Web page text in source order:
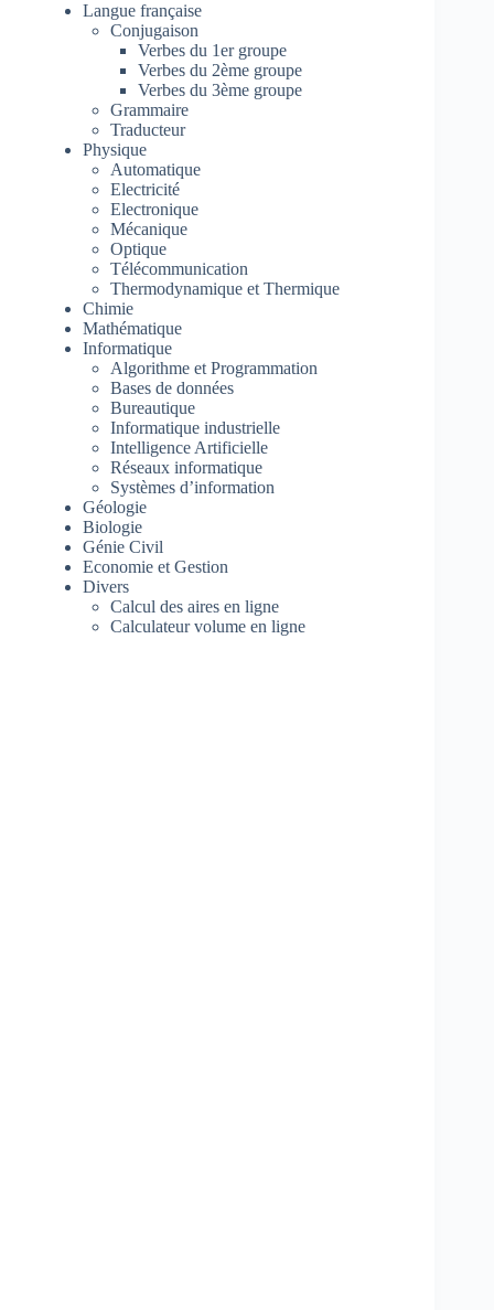
Langue française
Conjugaison
Verbes du 1er groupe
Verbes du 2ème groupe
Verbes du 3ème groupe
Grammaire
Traducteur
Physique
Automatique
Electricité
Electronique
Mécanique
Optique
Télécommunication
Thermodynamique et Thermique
Chimie
Mathématique
Informatique
Algorithme et Programmation
Bases de données
Bureautique
Informatique industrielle
Intelligence Artificielle
Réseaux informatique
Systèmes d’information
Géologie
Biologie
Génie Civil
Economie et Gestion
Divers
Calcul des aires en ligne
Calculateur volume en ligne